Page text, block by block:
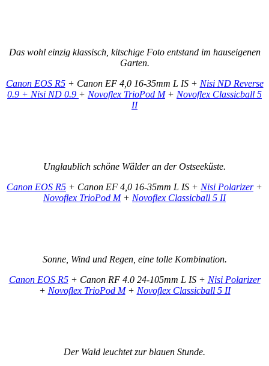
Das wohl einzig klassisch, kitschige Foto entstand im hauseigenen
Garten.
Canon EOS R5+ Canon EF 4,0 16-35mm L IS + Nisi ND Reverse
0.9 + Nisi ND 0.9 + Novoflex TrioPod M+ Novoflex Classicball 5
II
Unglaublich schöne Wälder an der Ostseeküste.
Canon EOS R5 + Canon EF 4,0 16-35mm L IS + Nisi Polarizer+
Novoflex TrioPod M+ Novoflex Classicball 5 II
Sonne, Wind und Regen, eine tolle Kombination.
Canon EOS R5+ Canon RF 4.0 24-105mm L IS + Nisi Polarizer
+ Novoflex TrioPod M+ Novoflex Classicball 5 II
Der Wald leuchtet zur blauen Stunde.